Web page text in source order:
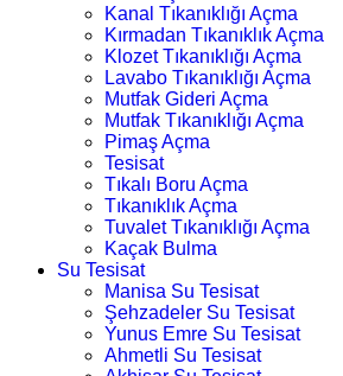
Kanal Tıkanıklığı Açma
Kırmadan Tıkanıklık Açma
Klozet Tıkanıklığı Açma
Lavabo Tıkanıklığı Açma
Mutfak Gideri Açma
Mutfak Tıkanıklığı Açma
Pimaş Açma
Tesisat
Tıkalı Boru Açma
Tıkanıklık Açma
Tuvalet Tıkanıklığı Açma
Kaçak Bulma
Su Tesisat
Manisa Su Tesisat
Şehzadeler Su Tesisat
Yunus Emre Su Tesisat
Ahmetli Su Tesisat